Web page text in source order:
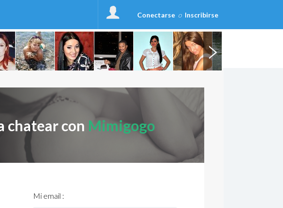
Conectarse o Inscribirse
chatear con Mimigogo
Mi email :